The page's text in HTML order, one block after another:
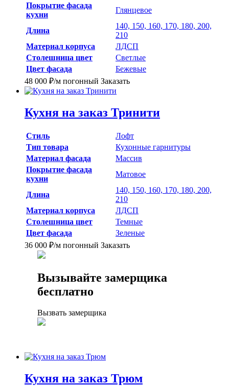
Покрытие фасада
кухни
Глянцевое
Длина
140, 150, 160, 170, 180, 200,
210
Материал корпуса
ЛДСП
Столешница цвет
Светлые
Цвет фасада
Бежевые
48 000 ₽/м погонный Заказать
Кухня на заказ Тринити
Стиль
Лофт
Тип товара
Кухонные гарнитуры
Материал фасада
Массив
Покрытие фасада
кухни
Матовое
Длина
140, 150, 160, 170, 180, 200,
210
Материал корпуса
ЛДСП
Столешница цвет
Темные
Цвет фасада
Зеленые
36 000 ₽/м погонный Заказать
Вызывайте замерщика
бесплатно
Вызвать замерщика
Кухня на заказ Трюм